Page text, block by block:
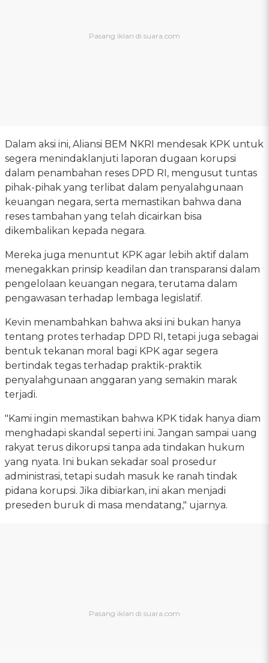
Dalam aksi ini, Aliansi BEM NKRI mendesak KPK untuk
segera menindaklanjuti laporan dugaan korupsi
dalam penambahan reses DPD RI, mengusut tuntas
pihak-pihak yang terlibat dalam penyalahgunaan
keuangan negara, serta memastikan bahwa dana
reses tambahan yang telah dicairkan bisa
dikembalikan kepada negara.
Mereka juga menuntut KPK agar lebih aktif dalam
menegakkan prinsip keadilan dan transparansi dalam
pengelolaan keuangan negara, terutama dalam
pengawasan terhadap lembaga legislatif.
Kevin menambahkan bahwa aksi ini bukan hanya
tentang protes terhadap DPD RI, tetapi juga sebagai
bentuk tekanan moral bagi KPK agar segera
bertindak tegas terhadap praktik-praktik
penyalahgunaan anggaran yang semakin marak
terjadi.
"Kami ingin memastikan bahwa KPK tidak hanya diam
menghadapi skandal seperti ini. Jangan sampai uang
rakyat terus dikorupsi tanpa ada tindakan hukum
yang nyata. Ini bukan sekadar soal prosedur
administrasi, tetapi sudah masuk ke ranah tindak
pidana korupsi. Jika dibiarkan, ini akan menjadi
preseden buruk di masa mendatang," ujarnya.